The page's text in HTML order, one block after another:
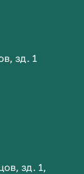
зд. 1
зд. 1,